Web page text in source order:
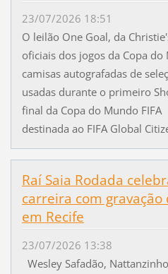
23/07/2026 18:51
O leilão One Goal, da
oficiais dos jogos da Copa
camisas autografadas de
usadas durante o primeiro
final da Copa do Mundo
destinada ao FIFA Global
Raí Saia Rodada
carreira com gravação
em Recife
23/07/2026 13:38
Wesley Safadão,